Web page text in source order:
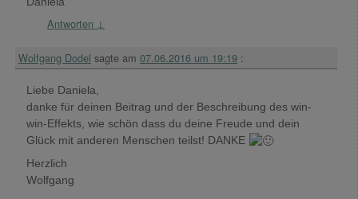
Antworten ↓
Wolfgang Dodel sagte am 07.06.2016 um 19:19 :
Liebe Daniela,
danke für deinen Beitrag und der Beschreibung des win-
win-Effekts, wie schön dass du deine Freude und dein
Glück mit anderen Menschen teilst! DANKE
Herzlich
Wolfgang